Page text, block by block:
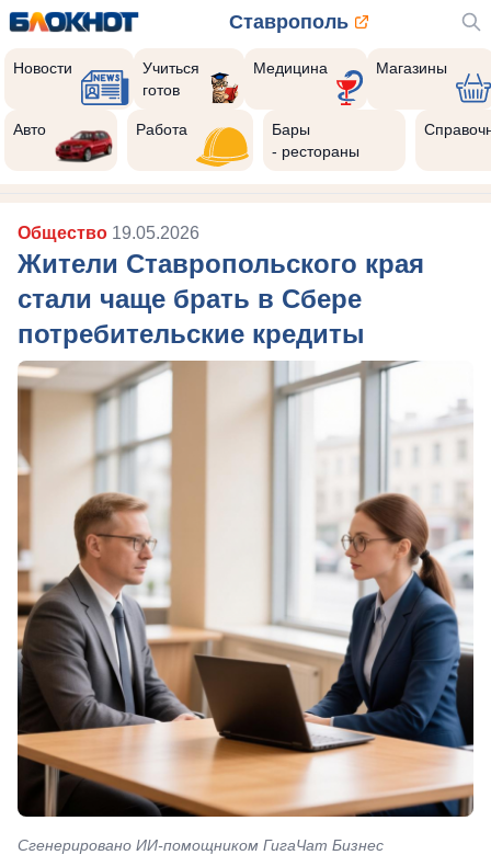
Ставрополь
Новости
Учиться
готов
Медицина Магазины
Авто Работа
Бары
- рестораны
Общество 19.05.2026
Жители Ставропольского края
стали чаще брать в Сбере
потребительские кредиты
Сгенерировано ИИ-помощником ГигаЧат Бизнес